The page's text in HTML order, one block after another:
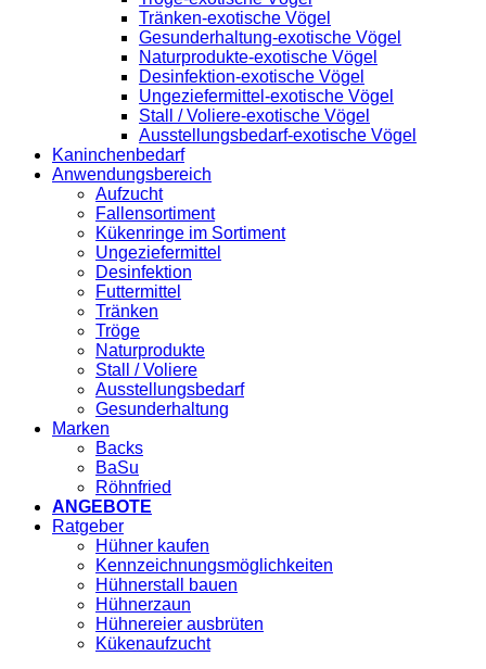
Tränken-exotische Vögel
Gesunderhaltung-exotische Vögel
Naturprodukte-exotische Vögel
Desinfektion-exotische Vögel
Ungeziefermittel-exotische Vögel
Stall / Voliere-exotische Vögel
Ausstellungsbedarf-exotische Vögel
Kaninchenbedarf
Anwendungsbereich
Aufzucht
Fallensortiment
Kükenringe im Sortiment
Ungeziefermittel
Desinfektion
Futtermittel
Tränken
Tröge
Naturprodukte
Stall / Voliere
Ausstellungsbedarf
Gesunderhaltung
Marken
Backs
BaSu
Röhnfried
ANGEBOTE
Ratgeber
Hühner kaufen
Kennzeichnungsmöglichkeiten
Hühnerstall bauen
Hühnerzaun
Hühnereier ausbrüten
Kükenaufzucht